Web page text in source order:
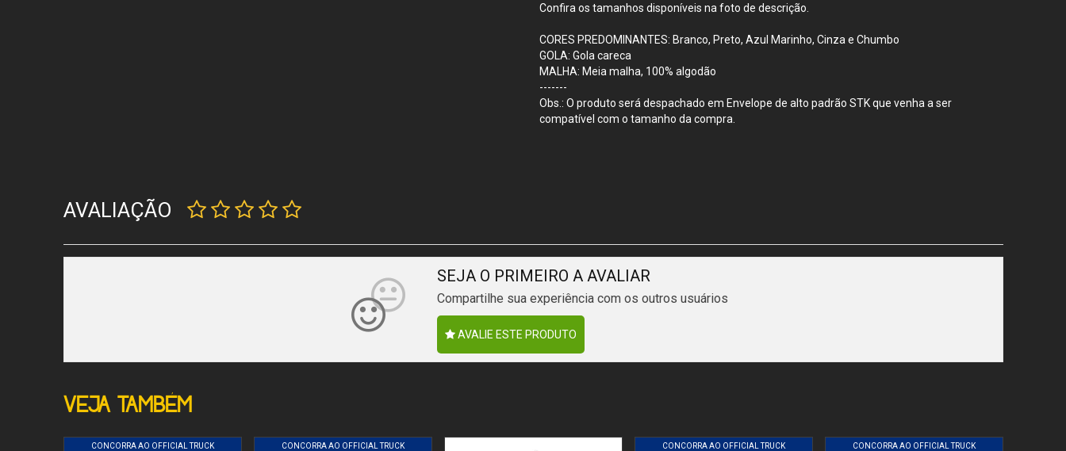
Confira os tamanhos disponíveis na foto de descrição.
CORES PREDOMINANTES: Branco, Preto, Azul Marinho, Cinza e Chumbo
GOLA: Gola careca
MALHA: Meia malha, 100% algodão
-------
Obs.: O produto será despachado em Envelope de alto padrão STK que venha a ser
compatível com o tamanho da compra.
AVALIAÇÃO
SEJA O PRIMEIRO A AVALIAR
Compartilhe sua experiência com os outros usuários
AVALIE ESTE PRODUTO
VEJA TAMBÉM
CONCORRA AO OFFICIAL TRUCK CONCORRA AO OFFICIAL TRUCK CONCORRA AO OFFICIAL TRUCK CONCORRA AO OFFICIAL TRUCK